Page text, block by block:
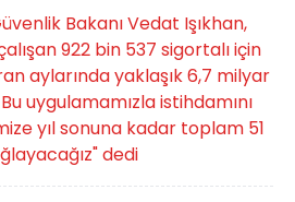
Bakanı Vedat Işıkhan,
922 bin 537 sigortalı için
aylarında yaklaşık 6,7 milyar
uygulamamızla istihdamını
yıl sonuna kadar toplam 51
dedi